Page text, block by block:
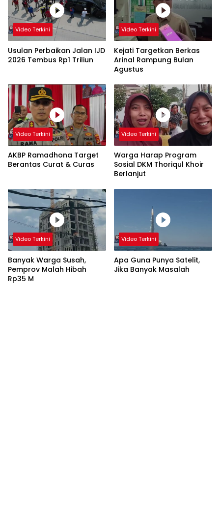
Video Terkini
Usulan Perbaikan Jalan IJD
2026 Tembus Rp1 Triliun
Video Terkini
Kejati Targetkan Berkas
Arinal Rampung Bulan
Agustus
Video Terkini
AKBP Ramadhona Target
Berantas Curat & Curas
Video Terkini
Warga Harap Program
Sosial DKM Thoriqul Khoir
Berlanjut
Video Terkini
Banyak Warga Susah,
Pemprov Malah Hibah
Rp35 M
Video Terkini
Apa Guna Punya Satelit,
Jika Banyak Masalah